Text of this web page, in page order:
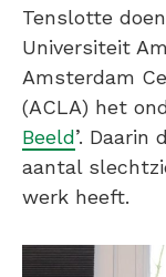
Tenslotte
Universiteit
Amsterdam
(ACLA) het
Beeld’. Daarin
aantal
werk heeft.